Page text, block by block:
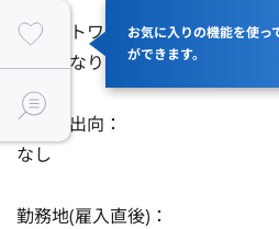
お気に入りの機能を使っ
ができます。
リモートワーク：
出社となります。
転籍・出向：
なし
勤務地(雇入直後)：